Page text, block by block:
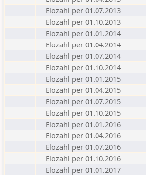
Elozahl per 01.07.2013
Elozahl per 01.10.2013
Elozahl per 01.01.2014
Elozahl per 01.04.2014
Elozahl per 01.07.2014
Elozahl per 01.10.2014
Elozahl per 01.01.2015
Elozahl per 01.04.2015
Elozahl per 01.07.2015
Elozahl per 01.10.2015
Elozahl per 01.01.2016
Elozahl per 01.04.2016
Elozahl per 01.07.2016
Elozahl per 01.10.2016
Elozahl per 01.01.2017